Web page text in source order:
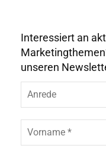
Interessiert an
unseren